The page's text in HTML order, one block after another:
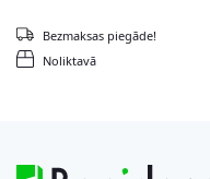
Noliktavā
Bezmaksas piegāde!